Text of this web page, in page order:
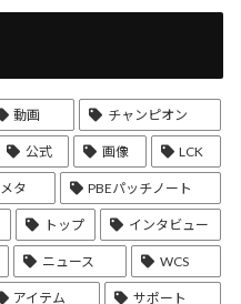
動画 チャンピオン
公式 画像 LCK
メタ PBEパッチノート
トップ インタビュー
ニュース WCS
アイテム サポート